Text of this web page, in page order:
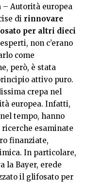
– Autorità europea
di rinnovare
per altri dieci
non c’erano
come
però, è stata
attivo puro.
crepa nel
europea. Infatti,
tempo, hanno
esaminate
finanziate,
In particolare,
la Bayer, erede
il glifosato per